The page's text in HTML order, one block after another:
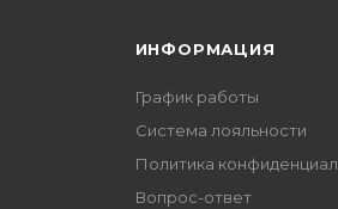
ИНФОРМАЦИЯ
График работы
Система лояльности
Политика
Вопрос-ответ